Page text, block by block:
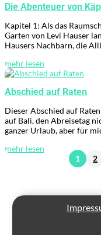
Die Abenteuer von
Kapitel 1: Als das
Garten von Levi Hauser
Hausers Nachbarn, die
mehr lesen
Abschied auf Raten
Dieser Abschied auf
auf Bali, den Abreisetag
ganzer Urlaub, aber für
mehr lesen
1
2